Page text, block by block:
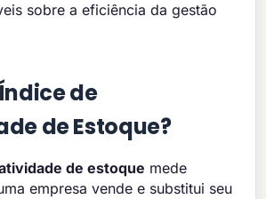
sobre a eficiência da gestão
de
de Estoque?
de estoque mede
empresa vende e substitui seu